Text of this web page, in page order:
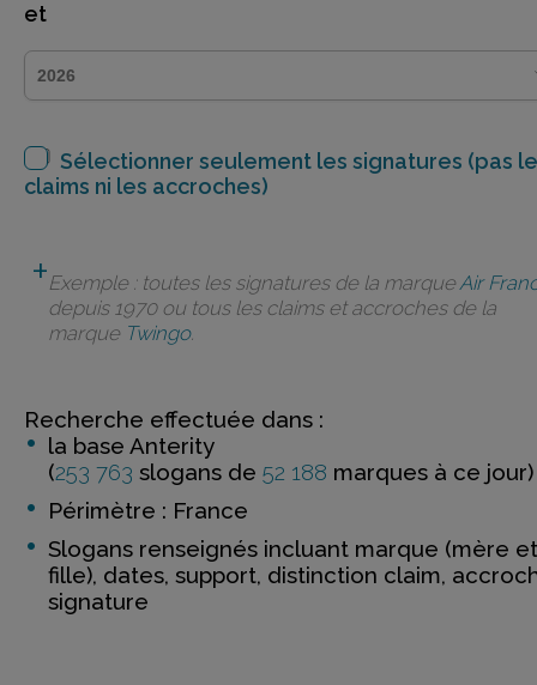
et
Sélectionner seulement les signatures (pas
claims ni les accroches)
Exemple : toutes les signatures de la marqueAir
depuis 1970 ou tous les claims et accroches de la
marque Twingo.
Recherche effectuée dans :
la base Anterity
(253 763 slogans de 52 188 marques à ce jour)
Périmètre : France
Slogans renseignés incluant marque (mère et
fille), dates, support, distinction claim,
signature